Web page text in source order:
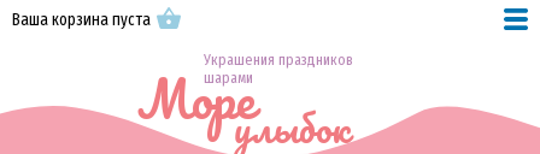
Ваша корзина пуста
Украшения праздников
шарами
Мореулыбок